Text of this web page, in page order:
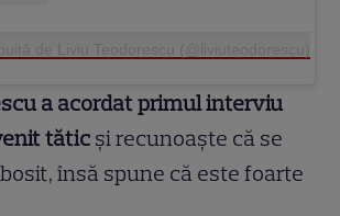
de Liviu Teodorescu (@liviuteodorescu)
a acordat primul interviu
tătic și recunoaște că se
însă spune că este foarte